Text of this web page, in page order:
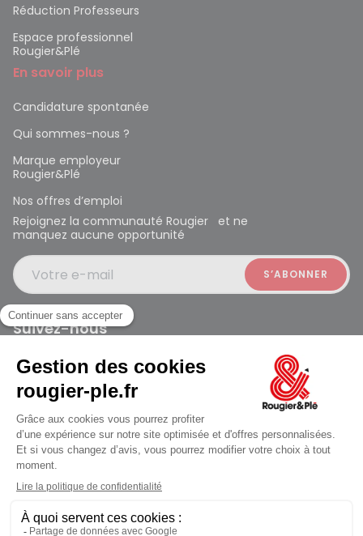
jusqu'au Samedi à 10:00
Réduction Professeurs
Espace professionnel
Rougier&Plé
En savoir plus
Candidature spontanée
Qui sommes-nous ?
Marque employeur
Rougier&Plé
Nos offres d’emploi
Rejoignez la communauté Rougier et ne
manquez aucune opportunité
Votre e-mail
Suivez-nous
Rougier et Plé 2024 Copyright
Mentions légales
Conditions générales des ventes